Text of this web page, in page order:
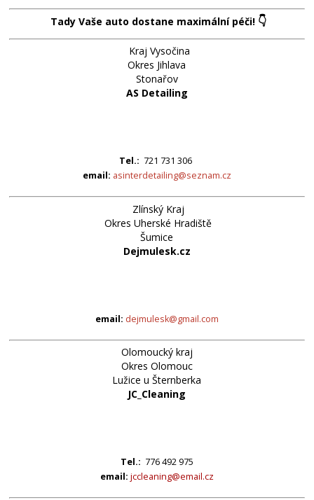
Tady Vaše auto dostane maximální péči!👇
Kraj Vysočina
Okres Jihlava
Stonařov
AS Detailing
Tel.: 721 731 306
email: asinterdetailing@seznam.cz
Zlínský Kraj
Okres Uherské Hradiště
Šumice
Dejmulesk.cz
email: dejmulesk@gmail.com
Olomoucký kraj
Okres Olomouc
Lužice u Šternberka
JC_Cleaning
Tel.: 776 492 975
email: jccleaning@email.cz